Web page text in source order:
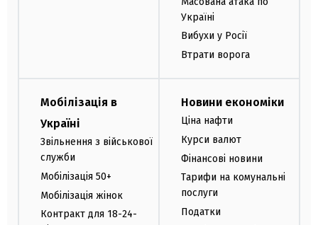
Україні
Вибухи у Росії
Втрати ворога
Мобілізація в
Україні
Звільнення з військової
служби
Мобілізація 50+
Мобілізація жінок
Контракт для 18-24-
Новини економіки
Ціна нафти
Курси валют
Фінансові новини
Тарифи на комунальні
послуги
Податки